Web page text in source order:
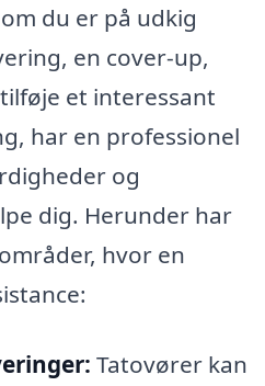
du er på udkig
en cover-up,
et interessant
har en professionel
og
dig. Herunder har
hvor en
Tatovører kan